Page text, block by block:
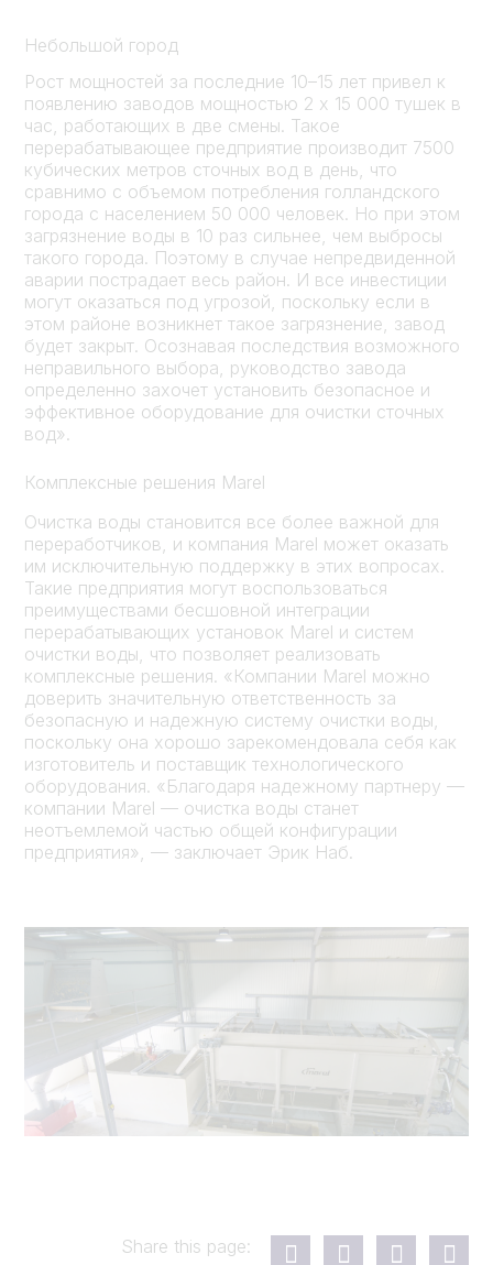
Небольшой город
Рост мощностей за последние 10–15 лет привел к
появлению заводов мощностью 2 x 15 000 тушек в
час, работающих в две смены. Такое
перерабатывающее предприятие производит 7500
кубических метров сточных вод в день, что
сравнимо с объемом потребления голландского
города с населением 50 000 человек. Но при этом
загрязнение воды в 10 раз сильнее, чем выбросы
такого города. Поэтому в случае непредвиденной
аварии пострадает весь район. И все инвестиции
могут оказаться под угрозой, поскольку если в
этом районе возникнет такое загрязнение, завод
будет закрыт. Осознавая последствия возможного
неправильного выбора, руководство завода
определенно захочет установить безопасное и
эффективное оборудование для очистки сточных
вод».
Комплексные решения Marel
Очистка воды становится все более важной для
переработчиков, и компания Marel может оказать
им исключительную поддержку в этих вопросах.
Такие предприятия могут воспользоваться
преимуществами бесшовной интеграции
перерабатывающих установок Marel и систем
очистки воды, что позволяет реализовать
комплексные решения. «Компании Marel можно
доверить значительную ответственность за
безопасную и надежную систему очистки воды,
поскольку она хорошо зарекомендовала себя как
изготовитель и поставщик технологического
оборудования. «Благодаря надежному партнеру —
компании Marel — очистка воды станет
неотъемлемой частью общей конфигурации
предприятия», — заключает Эрик Наб.
Share this page: